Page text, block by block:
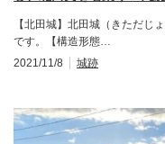
【北田城】北田城（きただじ
です。【構造形態…
2021/11/8
城跡